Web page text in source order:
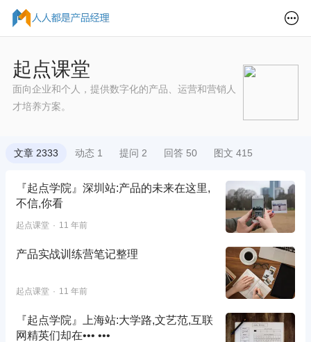
起点课堂
面向企业和个人，提供数字化的产品、运营和营销人
才培养方案。
文章 2333 动态 1 提问 2 回答 50 图文 415
『起点学院』深圳站:产品的未来在这里,
不信,你看
起点课堂 11 年前
产品实战训练营笔记整理
起点课堂 11 年前
『起点学院』上海站:大学路,文艺范,互联
网精英们却在••• •••